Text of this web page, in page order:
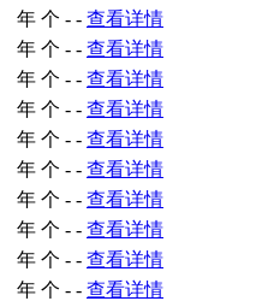
年 个 - - 查看详情
年 个 - - 查看详情
年 个 - - 查看详情
年 个 - - 查看详情
年 个 - - 查看详情
年 个 - - 查看详情
年 个 - - 查看详情
年 个 - - 查看详情
年 个 - - 查看详情
年 个 - - 查看详情